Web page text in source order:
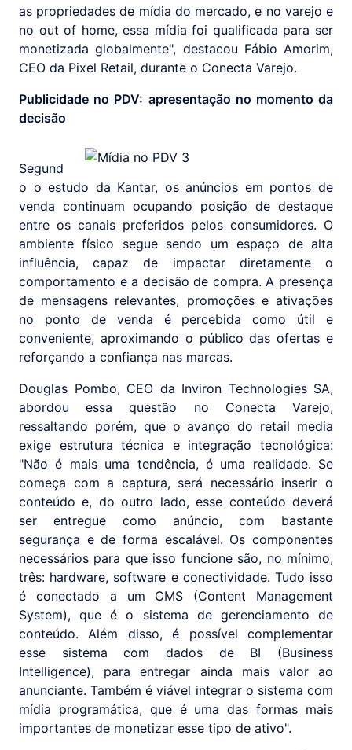
as propriedades de mídia do mercado, e no varejo e
no out of home, essa mídia foi qualificada para ser
monetizada globalmente", destacou Fábio Amorim,
CEO da Pixel Retail, durante o Conecta Varejo.
Publicidade no PDV: apresentação no momento da
decisão
Segund
o o estudo da Kantar, os anúncios em pontos de
venda continuam ocupando posição de destaque
entre os canais preferidos pelos consumidores. O
ambiente físico segue sendo um espaço de alta
influência, capaz de impactar diretamente o
comportamento e a decisão de compra. A presença
de mensagens relevantes, promoções e ativações
no ponto de venda é percebida como útil e
conveniente, aproximando o público das ofertas e
reforçando a confiança nas marcas.
Douglas Pombo, CEO da Inviron Technologies SA,
abordou essa questão no Conecta Varejo,
ressaltando porém, que o avanço do retail media
exige estrutura técnica e integração tecnológica:
"Não é mais uma tendência, é uma realidade. Se
começa com a captura, será necessário inserir o
conteúdo e, do outro lado, esse conteúdo deverá
ser entregue como anúncio, com bastante
segurança e de forma escalável. Os componentes
necessários para que isso funcione são, no mínimo,
três: hardware, software e conectividade. Tudo isso
é conectado a um CMS (Content Management
System), que é o sistema de gerenciamento de
conteúdo. Além disso, é possível complementar
esse sistema com dados de BI (Business
Intelligence), para entregar ainda mais valor ao
anunciante. Também é viável integrar o sistema com
mídia programática, que é uma das formas mais
importantes de monetizar esse tipo de ativo".